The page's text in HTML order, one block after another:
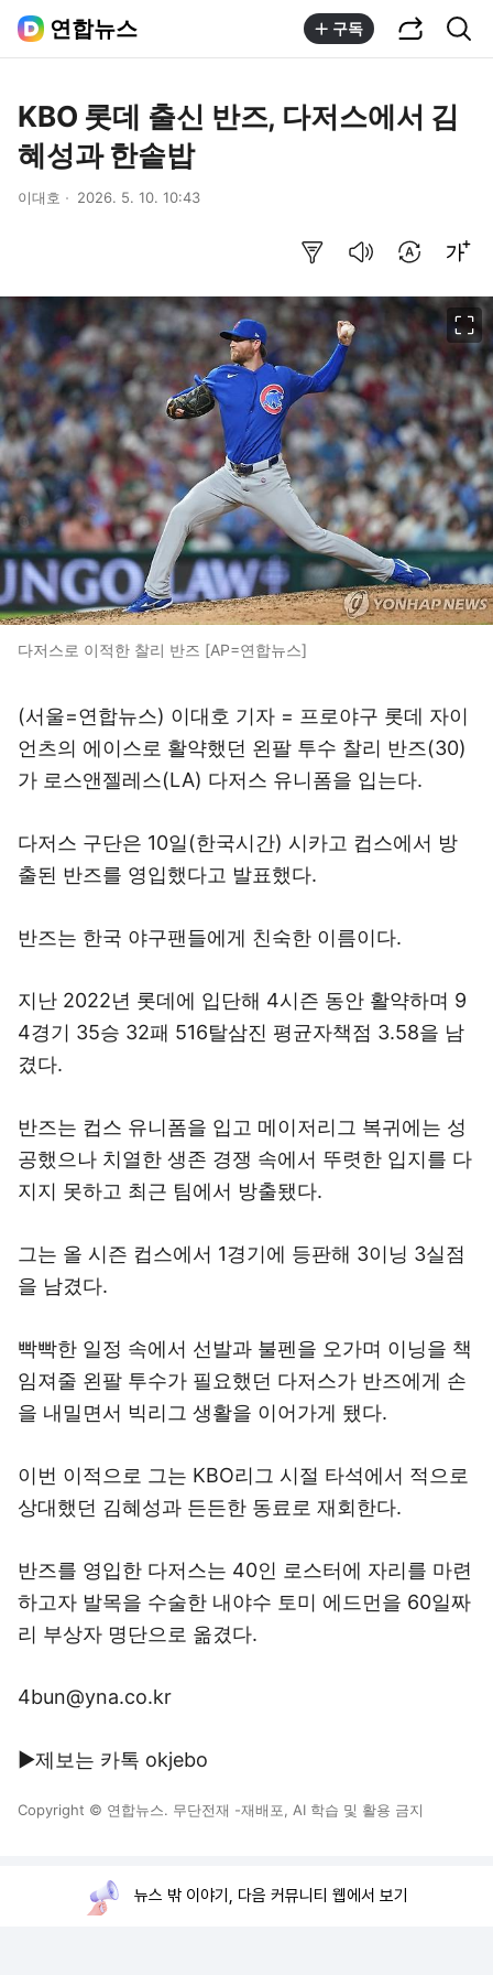
연합뉴스 구독
KBO 롯데 출신 반즈, 다저스에서 김
혜성과 한솥밥
이대호 2026. 5. 10. 10:43
다저스로 이적한 찰리 반즈 [AP=연합뉴스]
(서울=연합뉴스) 이대호 기자 = 프로야구 롯데 자이
언츠의 에이스로 활약했던 왼팔 투수 찰리 반즈(30)
가 로스앤젤레스(LA) 다저스 유니폼을 입는다.
다저스 구단은 10일(한국시간) 시카고 컵스에서 방
출된 반즈를 영입했다고 발표했다.
반즈는 한국 야구팬들에게 친숙한 이름이다.
지난 2022년 롯데에 입단해 4시즌 동안 활약하며 9
4경기 35승 32패 516탈삼진 평균자책점 3.58을 남
겼다.
반즈는 컵스 유니폼을 입고 메이저리그 복귀에는 성
공했으나 치열한 생존 경쟁 속에서 뚜렷한 입지를 다
지지 못하고 최근 팀에서 방출됐다.
그는 올 시즌 컵스에서 1경기에 등판해 3이닝 3실점
을 남겼다.
빡빡한 일정 속에서 선발과 불펜을 오가며 이닝을 책
임져줄 왼팔 투수가 필요했던 다저스가 반즈에게 손
을 내밀면서 빅리그 생활을 이어가게 됐다.
이번 이적으로 그는 KBO리그 시절 타석에서 적으로
상대했던 김혜성과 든든한 동료로 재회한다.
반즈를 영입한 다저스는 40인 로스터에 자리를 마련
하고자 발목을 수술한 내야수 토미 에드먼을 60일짜
리 부상자 명단으로 옮겼다.
4bun@yna.co.kr
▶제보는 카톡 okjebo
Copyright © 연합뉴스. 무단전재 -재배포, AI 학습 및 활용 금지
뉴스 밖 이야기, 다음 커뮤니티 웹에서 보기